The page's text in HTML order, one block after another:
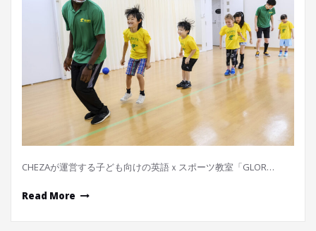
CHEZAが運営する子ども向けの英語ｘスポーツ教室「GLOR…
Read More